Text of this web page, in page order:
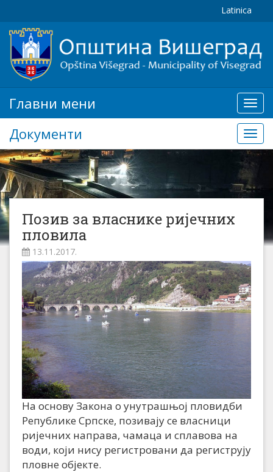
Latinica
мени
Главни мени
Документи
Позив за власнике ријечних
пловила
13.11.2017.
На основу Закона о унутрашњој пловидби
Републике Српске, позивају се власници
ријечних направа, чамаца и сплавова на
води, који нису регистровани да региструју
пловне објекте.